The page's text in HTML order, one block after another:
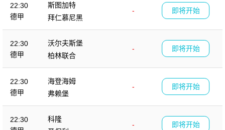
22:30
德甲
斯图加特
-
拜仁慕尼黑
即将开始
22:30
德甲
沃尔夫斯堡
-
柏林联合
即将开始
22:30
德甲
海登海姆
-
弗赖堡
即将开始
22:30
科隆
-
即将开始